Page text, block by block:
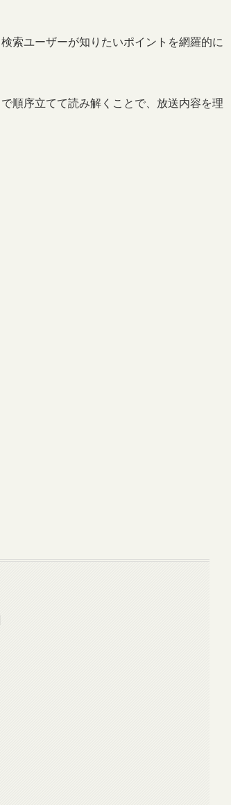
索ユーザーが知りたいポイントを網羅的に
順序立てて読み解くことで、放送内容を理